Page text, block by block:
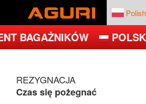
START
PLATFORMY ROWEROWE
DEALERZY
Polish
BAGAŻNIKÓW
REZYGNACJA
Czas się pożegnać